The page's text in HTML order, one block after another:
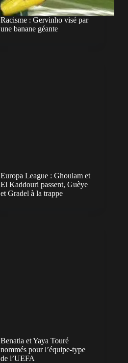
Racisme : Gervinho visé par
une banane géante
Europa League : Ghoulam et
El Kaddouri passent, Guèye
et Gradel à la trappe
Benatia et Yaya Touré
nommés pour l’équipe-type
de l’UEFA